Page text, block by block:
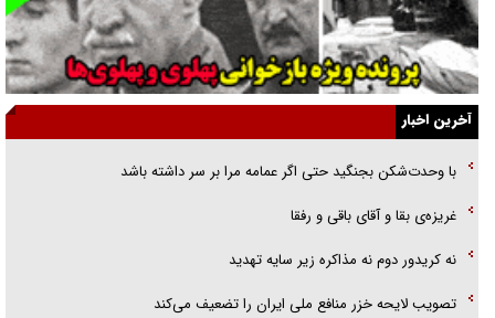
جنجال پزشکان تقلبی در صنعت زیبایی
یهودی‌ها در ادبیات داستانی اروپا؛ از شکسپیر تا دیکنز
گفت‌وگو با خواهر یکی از شهدای جنگ رمضان/ خواهرم فرمانده جهادی و
اهل خدمت بی‌منت بود
آخرین اخبار
با وحدت‌شکن بجنگید حتی اگر عمامه مرا بر سر داشته باشد
غریزه‌ی بقا و آقای باقی و رفقا
نه کریدور دوم نه مذاکره زیر سایه تهدید
تصویب لایحه خزر منافع ملی ایران را تضعیف می‌کند